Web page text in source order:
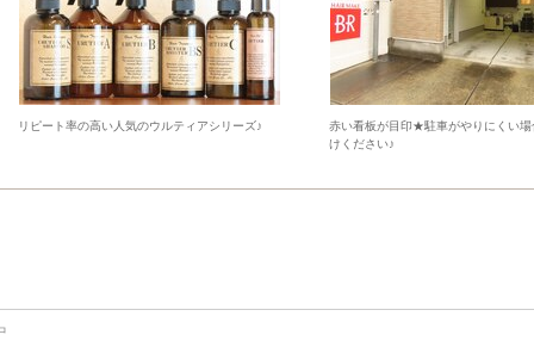
リピート率の高い人気のウルティアシリーズ♪
赤い看板が目印★駐車がやりにくい場
けください♪